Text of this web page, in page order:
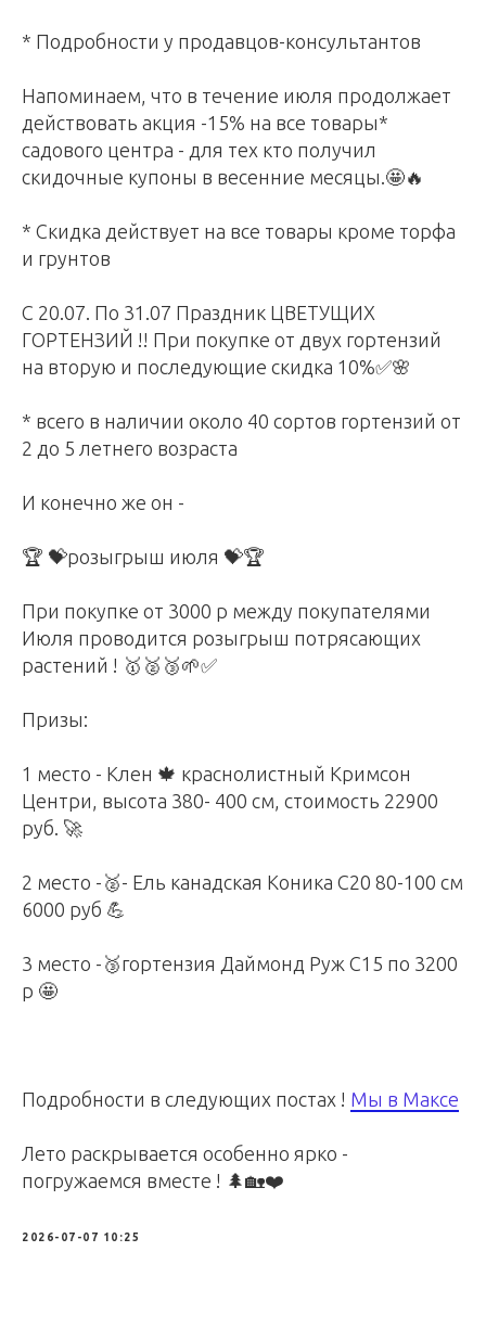
* Подробности у продавцов-консультантов
Напоминаем, что в течение июля продолжает
действовать акция -15% на все товары*
садового центра - для тех кто получил
скидочные купоны в весенние месяцы.🤩🔥
* Скидка действует на все товары кроме торфа
и грунтов
С 20.07. По 31.07 Праздник ЦВЕТУЩИХ
ГОРТЕНЗИЙ !! При покупке от двух гортензий
на вторую и последующие скидка 10%✅🌸
* всего в наличии около 40 сортов гортензий от
2 до 5 летнего возраста
И конечно же он -
🏆 💝розыгрыш июля 💝🏆
При покупке от 3000 р между покупателями
Июля проводится розыгрыш потрясающих
растений ! 🥇🥈🥉🌱✅
Призы:
1 место - Клен 🍁 краснолистный Кримсон
Центри, высота 380- 400 см, стоимость 22900
руб. 🚀
2 место -🥈- Ель канадская Коника С20 80-100 см
6000 руб 💪
3 место -🥉гортензия Даймонд Руж С15 по 3200
р 🤩
Подробности в следующих постах ! Мы в Максе
Лето раскрывается особенно ярко -
погружаемся вместе ! 🌲🏡❤️
2026-07-07 10:25